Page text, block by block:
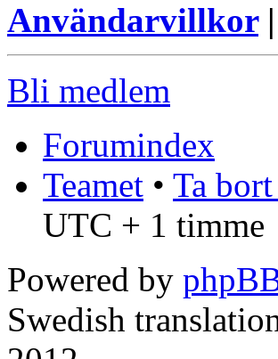
Användarvillkor|
Bli medlem
Forumindex
Teamet • Ta
UTC + 1 timme
Powered by
Swedish